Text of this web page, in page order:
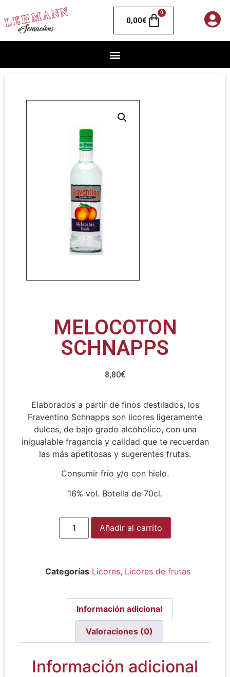
0,00€
0
MELOCOTON
SCHNAPPS
8,80€
Elaborados a partir de finos destilados, los
Fraventino Schnapps son licores ligeramente
dulces, de bajo grado alcohólico, con una
inigualable fragancia y calidad que te recuerdan
las más apetitosas y sugerentes frutas.
Consumir frío y/o con hielo.
16% vol. Botella de 70cl.
Añadir al carrito
Categorías Licores, Licores de frutas
Información adicional
Valoraciones (0)
Información adicional